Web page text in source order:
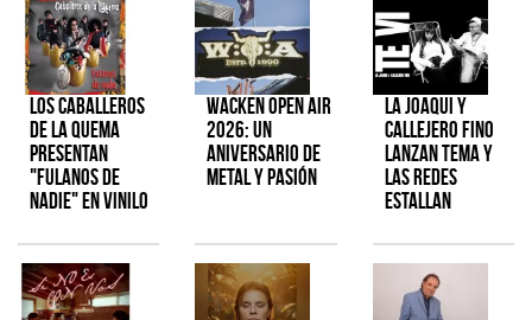
Los Caballeros
de la Quema
presentan
"Fulanos de
Nadie" en vinilo
Wacken Open Air
2026: Un
aniversario de
metal y pasión
La Joaqui y
Callejero Fino
lanzan tema y
las redes
estallan